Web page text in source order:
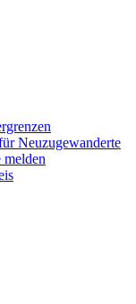
Neuzugewanderte